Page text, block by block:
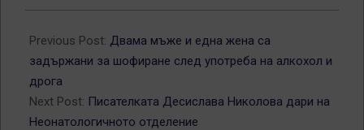
10-
24
Previous Post: Двама мъже и една жена са
задържани за шофиране след употреба на алкохол и
дрога
Next Post: Писателката Десислава Николова дари на
Неонатологичното отделение